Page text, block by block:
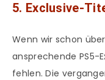
5. Exclusive-
Wenn wir schon
ansprechende PS5-
fehlen. Die